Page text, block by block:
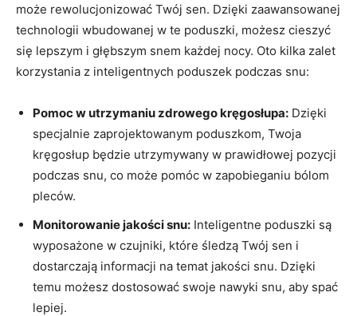
może ⁢rewolucjonizować Twój ‌sen. Dzięki zaawansowanej
technologii wbudowanej⁢ w te poduszki, możesz cieszyć
się ​lepszym i‍ głębszym snem każdej nocy. Oto kilka‍ zalet
korzystania‌ z inteligentnych ‍poduszek ⁤podczas snu:
Pomoc w ⁤utrzymaniu⁣ zdrowego kręgosłupa: Dzięki
specjalnie zaprojektowanym poduszkom, Twoja
kręgosłup będzie utrzymywany w prawidłowej pozycji
podczas snu, co może pomóc⁢ w zapobieganiu bólom
‍pleców.
Monitorowanie jakości snu: Inteligentne poduszki są
‍wyposażone w czujniki, ⁢które śledzą Twój ​sen⁣ i
dostarczają informacji na⁣ temat jakości snu. Dzięki
temu możesz dostosować swoje nawyki snu,‍ aby⁣ spać
lepiej.